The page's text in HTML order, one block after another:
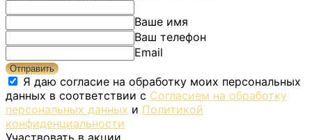
Ваше имя
Ваш телефон
Email
Отправить
Я даю согласие на обработку моих персональных
данных в соответствии с Согласием на обработку
персональных данных и Политикой
конфиденциальности
Участвовать в акции